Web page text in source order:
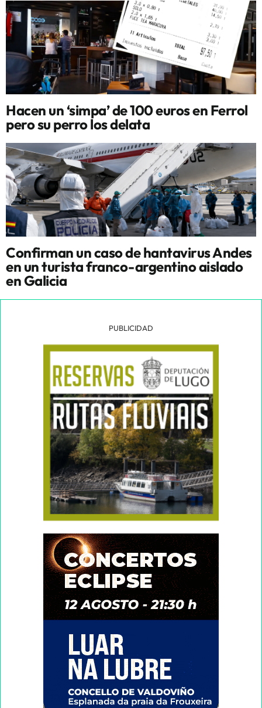
Hacen un ‘simpa’ de 100 euros en Ferrol
pero su perro los delata
Confirman un caso de hantavirus Andes
en un turista franco-argentino aislado
en Galicia
PUBLICIDAD